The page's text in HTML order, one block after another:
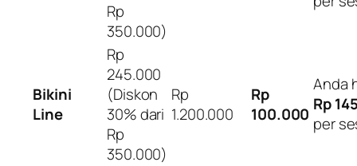
Rp
350.000)
Bikini
Line
Rp
245.000
(Diskon
30% dari
Rp
350.000)
Rp
1.200.000
Rp
100.000
Anda
Rp
per